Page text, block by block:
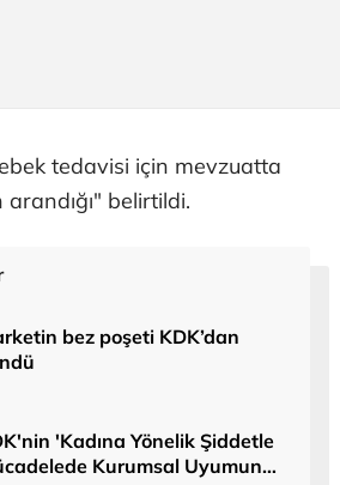
tedavisi için mevzuatta
arandığı" belirtildi.
bez poşeti KDK’dan
'Kadına Yönelik Şiddetle
Kurumsal Uyumun